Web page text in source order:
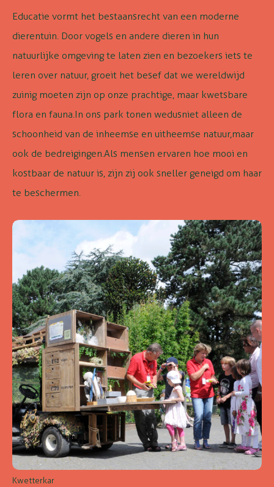
Educatie vormt het bestaansrecht van een moderne
dierentuin. Door vogels en andere dieren in hun
natuurlijke omgeving te laten zien en bezoekers iets te
leren over natuur, groeit het besef dat we wereldwijd
zuinig moeten zijn op onze prachtige, maar kwetsbare
flora en fauna.In ons park tonen wedusniet alleen de
schoonheid van de inheemse en uitheemse natuur,maar
ook de bedreigingen.Als mensen ervaren hoe mooi en
kostbaar de natuur is, zijn zij ook sneller geneigd om haar
te beschermen.
Kwetterkar